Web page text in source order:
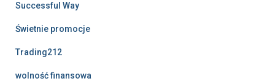
Successful Way
Świetnie promocje
Trading212
wolność finansowa